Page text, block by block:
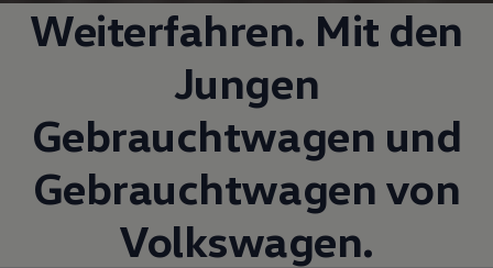
Weiterfahren. Mit den
Jungen
Gebrauchtwagen und
Gebrauchtwagen von
Volkswagen.